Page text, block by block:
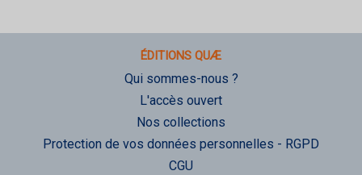
ÉDITIONS QUÆ
Qui sommes-nous ?
L'accès ouvert
Nos collections
Protection de vos données personnelles - RGPD
CGU